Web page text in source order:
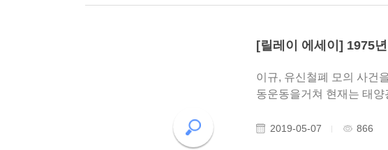
[릴레이 에세이] 1975
이규, 유신철폐 모의 사건
동운동을거쳐 현재는 태양광의 전도사로 활약하고
2019-05-07 866